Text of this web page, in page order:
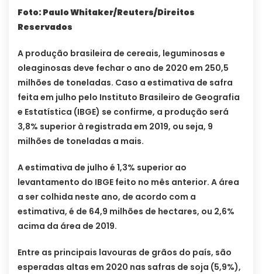
Foto: Paulo Whitaker/Reuters/Direitos
Reservados
A produção brasileira de cereais, leguminosas e
oleaginosas deve fechar o ano de 2020 em 250,5
milhões de toneladas. Caso a estimativa de safra
feita em julho pelo Instituto Brasileiro de Geografia
e Estatística (IBGE) se confirme, a produção será
3,8% superior à registrada em 2019, ou seja, 9
milhões de toneladas a mais.
A estimativa de julho é 1,3% superior ao
levantamento do IBGE feito no mês anterior. A área
a ser colhida neste ano, de acordo com a
estimativa, é de 64,9 milhões de hectares, ou 2,6%
acima da área de 2019.
Entre as principais lavouras de grãos do país, são
esperadas altas em 2020 nas safras de soja (5,9%),